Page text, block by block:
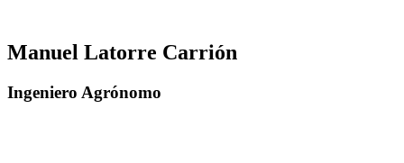
Manuel Latorre Carrión
Ingeniero Agrónomo